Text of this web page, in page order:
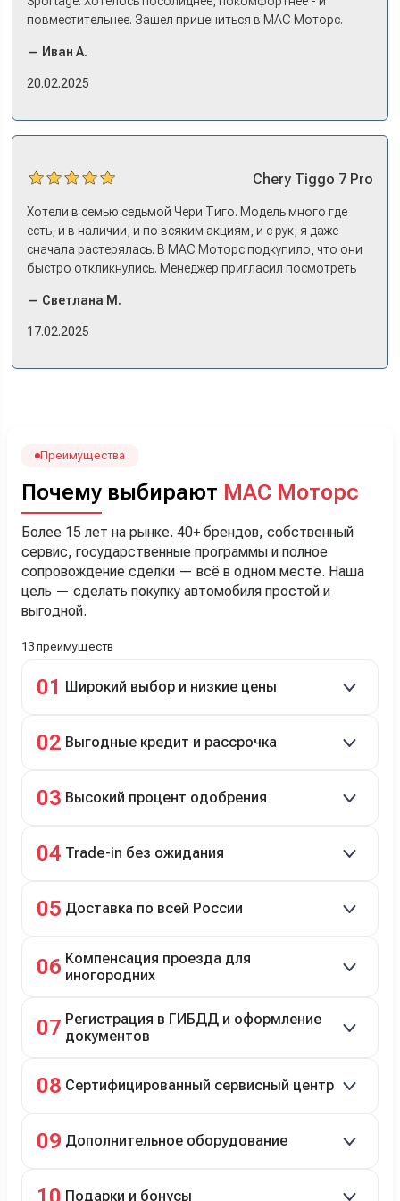
повместительнее. Зашел прицениться в МАС Моторс.
и прям мое! Даже не скажешь, что «китаец». Прям не
вылезая из него и порешали. Спортэйдж в трейд-ин
— Иван А.
20.02.2025
Chery Tiggo 7 Pro
Хотели в семью седьмой Чери Тиго. Модель много где
есть, и в наличии, и по всяким акциям, и с рук, я даже
сначала растерялась. В МАС Моторс подкупило, что они
быстро откликнулись. Менеджер пригласил посмотреть
примериться. Нам тут недалеко, пришли в салон - и в тот
же день купили машину! Неожиданно, но довольны! Все
менеджеру Сергею, профессионал своего дела!
— Светлана М.
17.02.2025
Преимущества
Почему выбирают МАС Моторс
Более 15 лет на рынке. 40+ брендов, собственный
сервис, государственные программы и полное
сопровождение сделки — всё в одном месте. Наша
цель — сделать покупку автомобиля простой и
выгодной.
13 преимуществ
01 Широкий выбор и низкие цены
подержанные авто.
02 Выгодные кредит и рассрочка
рассрочка 0% на 2 года при первом взносе 35–50%.
03 Высокий процент одобрения
04 Trade-in без ожидания
05 Доставка по всей России
06 Компенсация проезда для
иногородних
07 Регистрация в ГИБДД и оформление
документов
08 Сертифицированный сервисный центр
технический ремонт.
09 Дополнительное оборудование
Подарки и бонусы